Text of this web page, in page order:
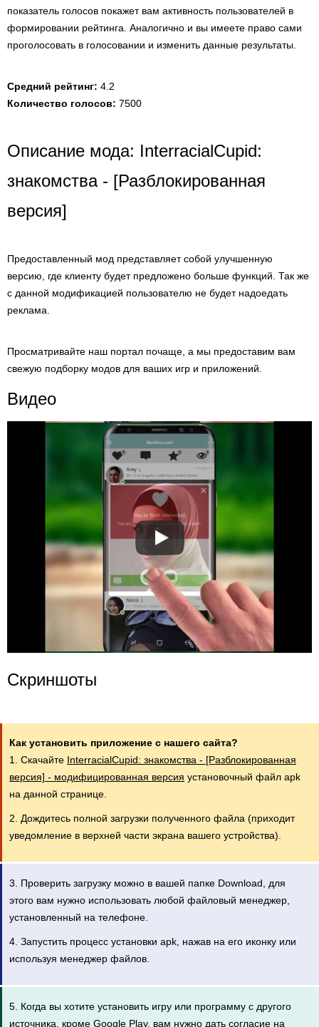
показатель голосов покажет вам активность пользователей в
формировании рейтинга. Аналогично и вы имеете право сами
проголосовать в голосовании и изменить данные результаты.
Средний рейтинг: 4.2
Количество голосов: 7500
Описание мода: InterracialCupid:
знакомства - [Разблокированная
версия]
Предоставленный мод представляет собой улучшенную
версию, где клиенту будет предложено больше функций. Так же
с данной модификацией пользователю не будет надоедать
реклама.
Просматривайте наш портал почаще, а мы предоставим вам
свежую подборку модов для ваших игр и приложений.
Видео
Скриншоты
Как установить приложение с нашего сайта?
1. Скачайте InterracialCupid: знакомства - [Разблокированная
версия] - модифицированная версия установочный файл apk
на данной странице.
2. Дождитесь полной загрузки полученного файла (приходит
уведомление в верхней части экрана вашего устройства).
3. Проверить загрузку можно в вашей папке Download, для
этого вам нужно использовать любой файловый менеджер,
установленный на телефоне.
4. Запустить процесс установки apk, нажав на его иконку или
используя менеджер файлов.
5. Когда вы хотите установить игру или программу с другого
источника, кроме Google Play, вам нужно дать согласие на